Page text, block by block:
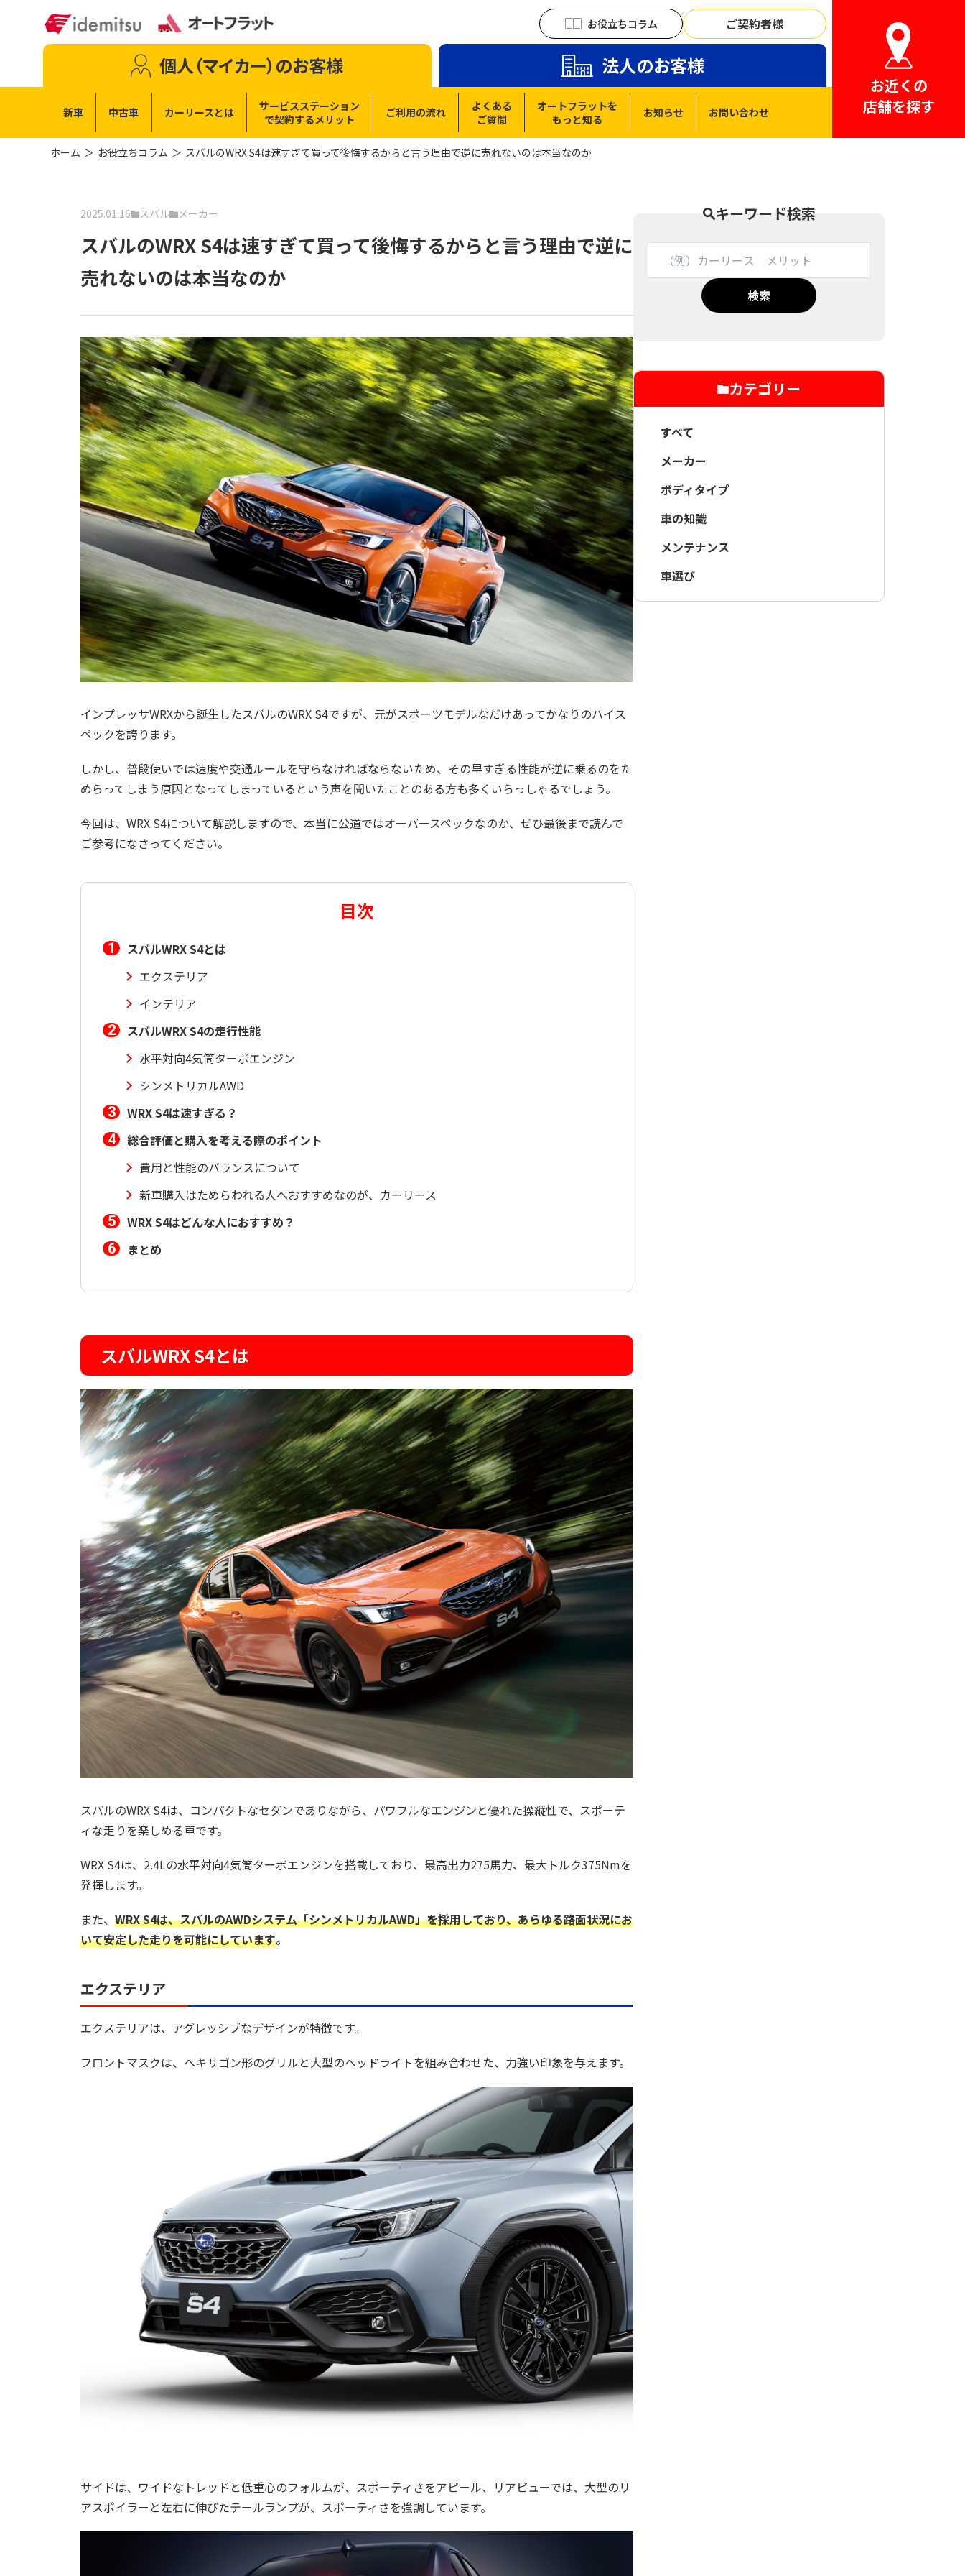
お役立ちコラム ご契約者様
個人（マイカー） のお客様 法人のお客様
新車 中古車 カーリースとは
サービスステーション
で契約するメリット ご利用の流れ
よくある
ご質問
オートフラットを
もっと知る
お知らせ お問い合わせ
お近くの
店舗を探す
ホーム お役立ちコラム スバルのWRX S4は速すぎて買って後悔するからと言う理由で逆に売れないのは本当なのか
2025.01.16 スバル メーカー
スバルのWRX S4は速すぎて買って後悔するからと言う理由で逆に
売れないのは本当なのか
インプレッサWRXから誕生したスバルのWRX S4ですが、元がスポーツモデルなだけあってかなりのハイス
ペックを誇ります。
しかし、普段使いでは速度や交通ルールを守らなければならないため、その早すぎる性能が逆に乗るのをた
めらってしまう原因となってしまっているという声を聞いたことのある方も多くいらっしゃるでしょう。
今回は、WRX S4について解説しますので、本当に公道ではオーバースペックなのか、ぜひ最後まで読んで
ご参考になさってください。
目次
スバルWRX S4とは
エクステリア
インテリア
スバルWRX S4の走行性能
水平対向4気筒ターボエンジン
シンメトリカルAWD
WRX S4は速すぎる？
総合評価と購入を考える際のポイント
費用と性能のバランスについて
新車購入はためらわれる人へおすすめなのが、カーリース
WRX S4はどんな人におすすめ？
まとめ
スバルWRX S4とは
スバルのWRX S4は、コンパクトなセダンでありながら、パワフルなエンジンと優れた操縦性で、スポーテ
ィな走りを楽しめる車です。
WRX S4は、2.4Lの水平対向4気筒ターボエンジンを搭載しており、最高出力275馬力、最大トルク375Nmを
発揮します。
また、 WRX S4は、スバルのAWDシステム「シンメトリカルAWD」を採用しており、あらゆる路面状況にお
いて安定した走りを可能にしています。
エクステリア
エクステリアは、アグレッシブなデザインが特徴です。
フロントマスクは、ヘキサゴン形のグリルと大型のヘッドライトを組み合わせた、力強い印象を与えます。
サイドは、ワイドなトレッドと低重心のフォルムが、スポーティさをアピール、リアビューでは、大型のリ
アスポイラーと左右に伸びたテールランプが、スポーティさを強調しています。
キーワード検索
検索
カテゴリー
すべて
メーカー
ボディタイプ
車の知識
メンテナンス
車選び